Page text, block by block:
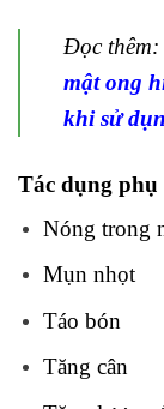
Đọc thêm:
mật ong
khi sử
Tác dụng phụ
Nóng trong
Mụn nhọt
Táo bón
Tăng cân